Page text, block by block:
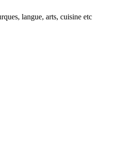
langue, arts, cuisine etc